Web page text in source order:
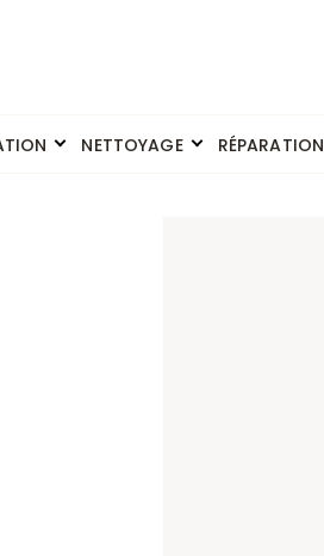
NETTOYAGE RÉPARATION